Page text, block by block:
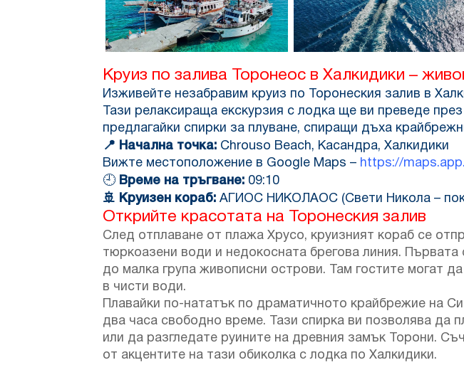
Круиз по залива Торонеос в Халкидики –
Изживейте незабравим круиз по Торонеския залив в
Тази релаксираща екскурзия с лодка ще ви преведе
предлагайки спирки за плуване, спиращи дъха
📍 Начална точка: Chrouso Beach, Касандра, Халкидики
Вижте местоположение в Google Maps – https://
🕘 Време на тръгване: 09:10
🚢 Круизен кораб: АГИОС НИКОЛАОС (Свети Никола –
Открийте красотата на Торонеския залив
След отплаване от плажа Хрусо, круизният кораб се
тюркоазени води и недокосната брегова линия.
до малка група живописни острови. Там гостите могат
в чисти води.
Плавайки по-нататък по драматичното крайбрежие на
два часа свободно време. Тази спирка ви позволява да
или да разгледате руините на древния замък Торони.
от акцентите на тази обиколка с лодка по Халкидики.